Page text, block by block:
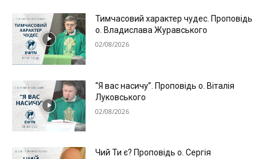
Тимчасовий характер чудес. Проповідь
о. Владислава Журавського
02/08/2026
“Я вас насичу”. Проповідь о. Віталія
Луковського
02/08/2026
Чий Ти є? Проповідь о. Сергія